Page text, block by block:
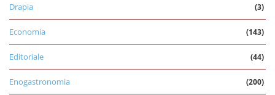
Drapia (3)
Economia (143)
Editoriale (44)
Enogastronomia (200)